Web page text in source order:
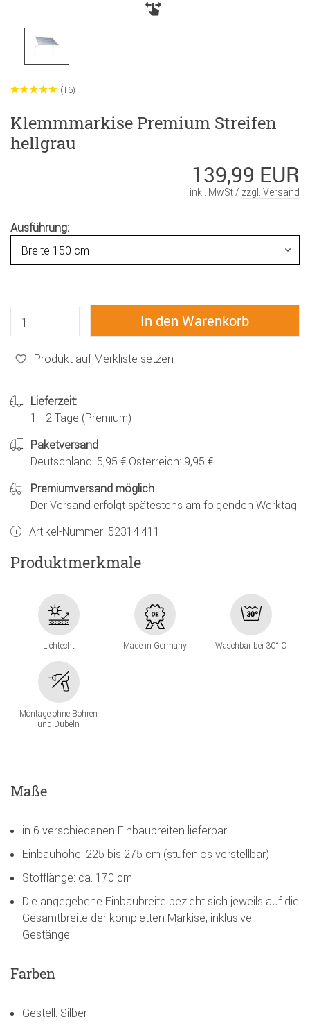
(16)
Klemmmarkise Premium Streifen
hellgrau
139,99 EUR
inkl. MwSt / zzgl. Versand
Ausführung:
Produkt auf Merkliste setzen
Lieferzeit:
1 - 2 Tage (Premium)
Paketversand
Deutschland: 5,95 € Österreich: 9,95 €
Premiumversand möglich
Der Versand erfolgt spätestens am folgenden Werktag
Artikel-Nummer: 52314.411
Produktmerkmale
Lichtecht Made in Germany Waschbar bei 30° C
Montage ohne Bohren
und Dübeln
Maße
in 6 verschiedenen Einbaubreiten lieferbar
Einbauhöhe: 225 bis 275 cm (stufenlos verstellbar)
Stofflänge: ca. 170 cm
Die angegebene Einbaubreite bezieht sich jeweils auf die
Gesamtbreite der kompletten Markise, inklusive
Gestänge.
Farben
Gestell: Silber